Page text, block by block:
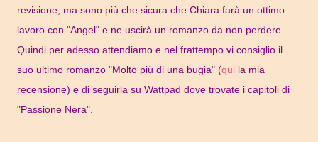
revisione, ma sono più che sicura che Chiara farà un ottimo
lavoro con "Angel" e ne uscirà un romanzo da non perdere.
Quindi per adesso attendiamo e nel frattempo vi consiglio il
suo ultimo romanzo "Molto più di una bugia" (qui la mia
recensione) e di seguirla su Wattpad dove trovate i capitoli di
"Passione Nera".